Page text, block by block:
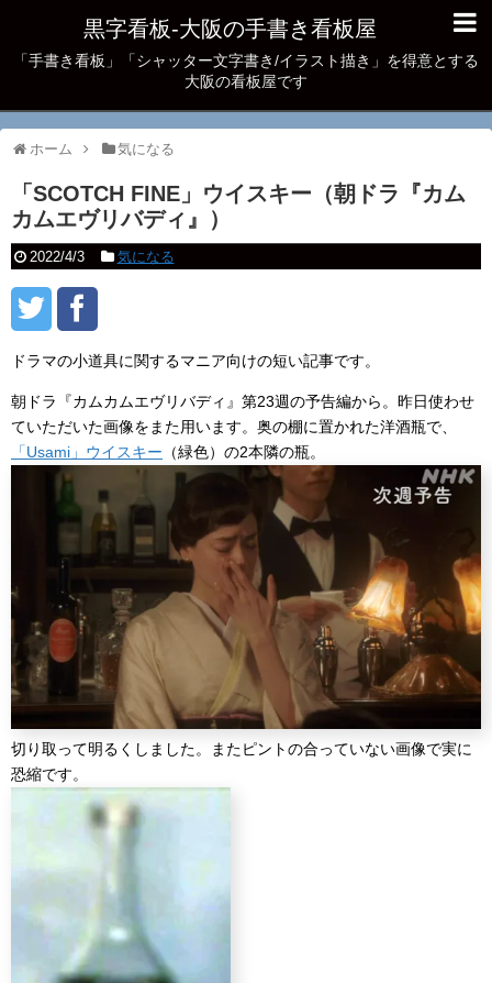
黒字看板‐大阪の手書き看板屋
「手書き看板」「シャッター文字書き/イラスト描き」を得意とする
大阪の看板屋です
ホーム 気になる
「SCOTCH FINE」ウイスキー（朝ドラ『カム
カムエヴリバディ』）
2022/4/3 気になる
ドラマの小道具に関するマニア向けの短い記事です。
朝ドラ『カムカムエヴリバディ』第23週の予告編から。昨日使わせ
ていただいた画像をまた用います。奥の棚に置かれた洋酒瓶で、
「Usami」ウイスキー （緑色）の2本隣の瓶。
切り取って明るくしました。またピントの合っていない画像で実に
恐縮です。